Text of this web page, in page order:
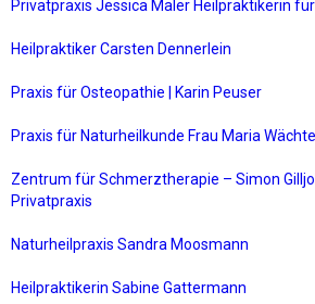
Privatpraxis Jessica Maler Heilpraktikerin
Heilpraktiker Carsten Dennerlein
Praxis für Osteopathie | Karin Peuser
Praxis für Naturheilkunde Frau Maria
Zentrum für Schmerztherapie – Simon
Privatpraxis
Naturheilpraxis Sandra Moosmann
Heilpraktikerin Sabine Gattermann